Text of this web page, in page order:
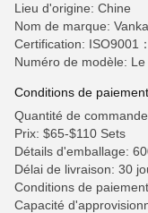
Lieu d'origine: Chine
Nom de marque: Vanka
Certification: ISO9001
Numéro de modèle:
Conditions de
Quantité de
Prix: $65-$110 Sets
Détails d'emballage:
Délai de livraison: 30
Conditions de
Capacité